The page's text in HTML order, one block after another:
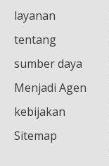
layanan
tentang
sumber daya
Menjadi Agen
kebijakan
Sitemap